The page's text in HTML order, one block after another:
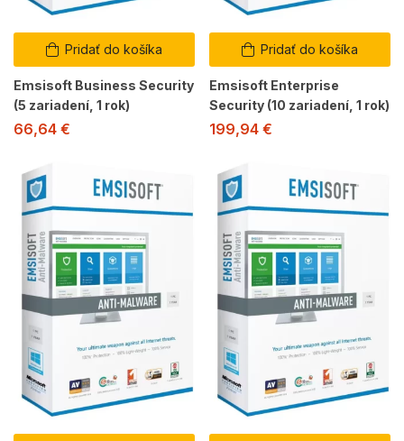
Pridať do košíka
Emsisoft Business Security
(5 zariadení, 1 rok)
66,64 €
Pridať do košíka
Emsisoft Enterprise
Security (10 zariadení, 1 rok)
199,94 €